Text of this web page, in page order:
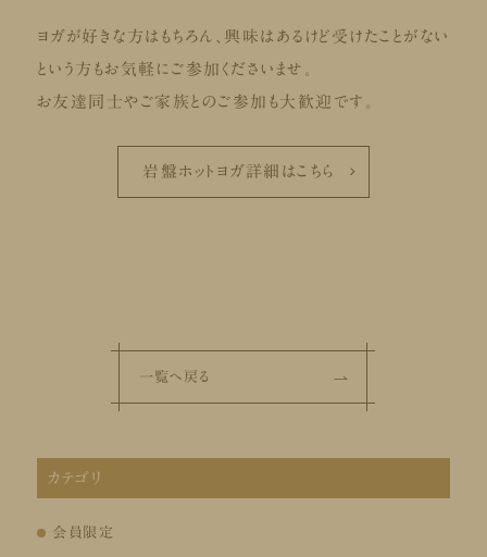
ヨガが好きな方はもちろん、興味はあるけど受けたことがない
という方もお気軽にご参加くださいませ。
お友達同士やご家族とのご参加も大歓迎です。
岩盤ホットヨガ詳細はこちら
一覧へ戻る
カテゴリ
会員限定